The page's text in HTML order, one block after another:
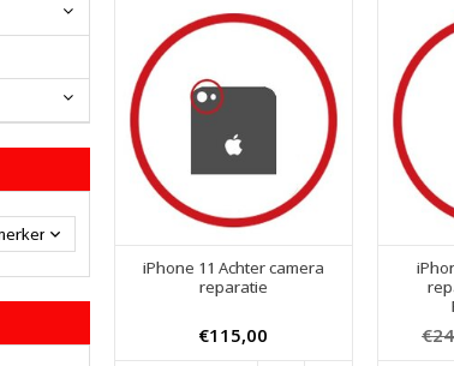
iPhone 11 Achter camera
reparatie
€115,00